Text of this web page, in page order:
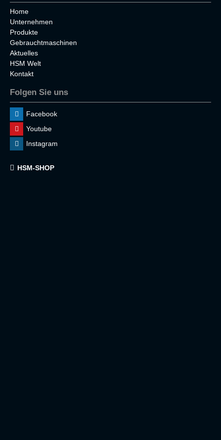
Home
Unternehmen
Produkte
Gebrauchtmaschinen
Aktuelles
HSM Welt
Kontakt
Folgen Sie uns
Facebook
Youtube
Instagram
HSM-SHOP